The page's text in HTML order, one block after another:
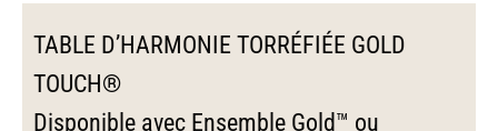
TABLE D’HARMONIE TORRÉFIÉE GOLD
TOUCH®
Disponible avec Ensemble Gold™ ou